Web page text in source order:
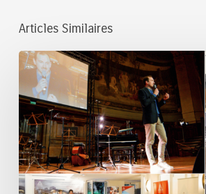
Articles Similaires
Prêts
d’honneur
aux
startups
accordés
en
2026